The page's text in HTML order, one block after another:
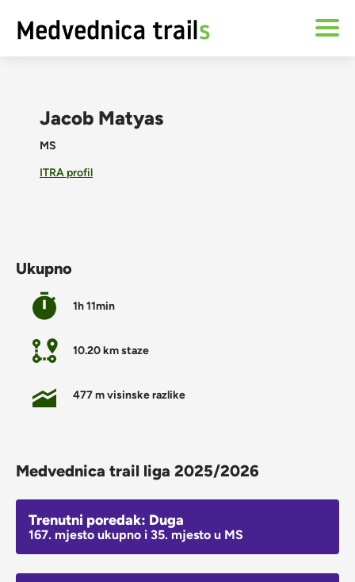
Jacob Matyas
MS
ITRA profil
Ukupno
1h 11min
10.20 km staze
477 m visinske razlike
Medvednica trail liga 2025/2026
Trenutni poredak: Duga
167. mjesto ukupno i 35. mjesto u MS